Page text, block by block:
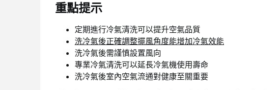
重點提示
定期進行冷氣清洗可以提升空氣品質
洗冷氣後正確調整擺風角度能增加冷氣效能
洗冷氣後需謹慎設置風向
專業冷氣清洗可以延長冷氣機使用壽命
洗冷氣後室內空氣流通對健康至關重要